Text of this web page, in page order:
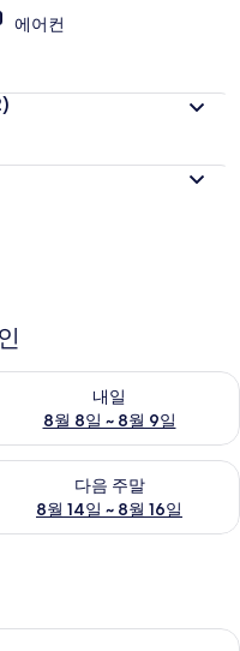
에어컨
8월 8일
내일
8월 8일 ~ 8월 9일
예약 가능 여부 확인, 8월
~ 8월 9일
다음 주말
8월 14일 ~ 8월 16일
주말 예약 가능 여부 확인,
극성 침구, 객실 내 금고, 책상, 방